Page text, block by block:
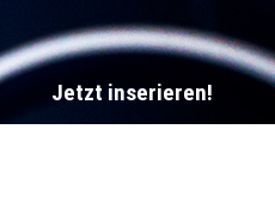
Jetzt inserieren!